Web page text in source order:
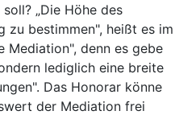
„Die Höhe des
zu bestimmen", heißt es im
Mediation", denn es gebe
lediglich eine breite
Das Honorar könne
der Mediation frei